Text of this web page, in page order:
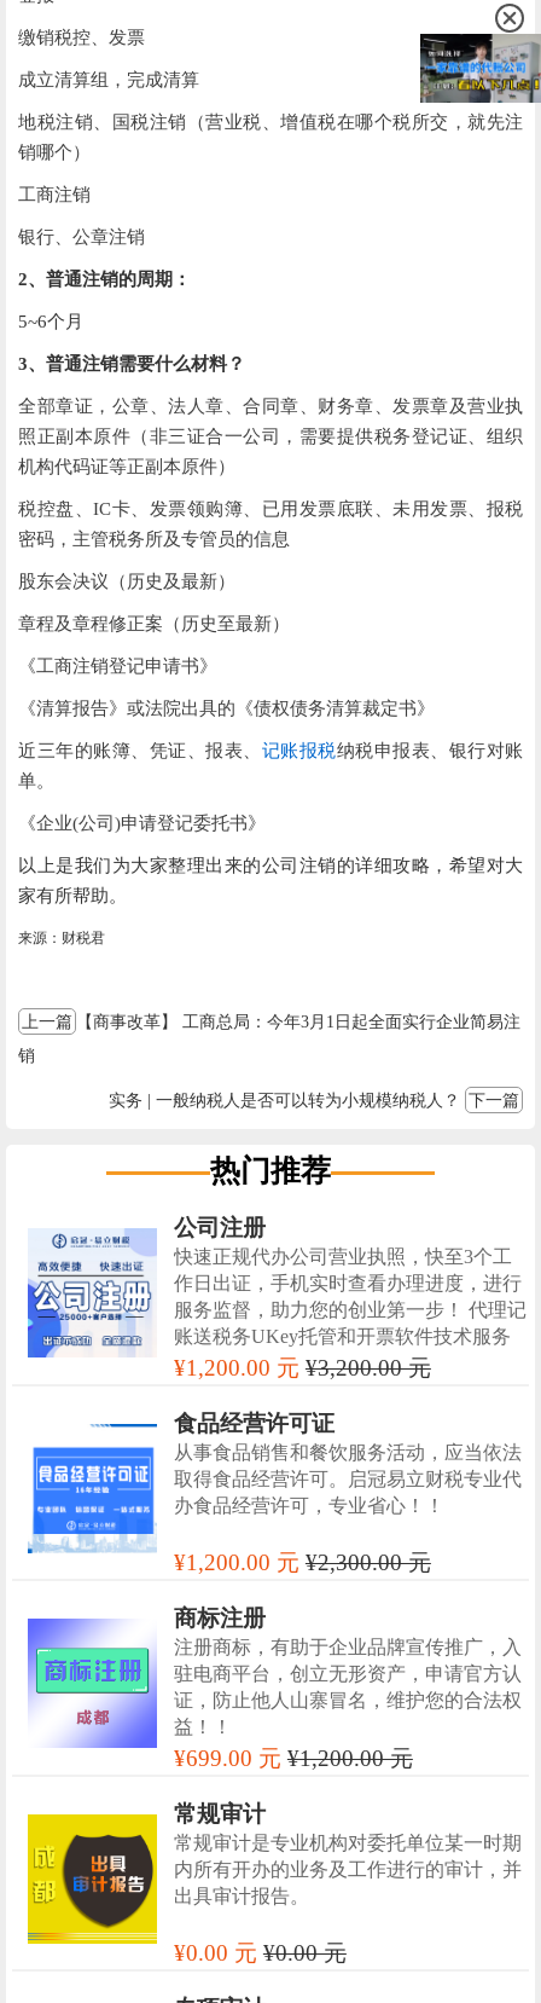
缴销税控、发票
成立清算组，完成清算
地税注销、
国税注销（营业税、增值税在哪个税所交，就先注
销哪个）
工商注销
银行、公章注销
2、普通注销的周期：
5~6个月
3、普通注销需要什么材料？
全部章证，公章、法人章、合同章、财务章、发票章及营业执
照正副本原件（非三证合一公司，需要提供税务登记证、组织
机构代码证等正副本原件）
税控盘、IC卡、发票领购簿、已用发票底联、未用发票、报税
密码，主管税务所及专管员的信息
股东会决议（历史及最新）
章程及章程修正案（历史至最新）
《工商注销登记申请书》
《清算报告》或法院出具的《债权债务清算裁定书》
近三年的账簿、凭证、报表、 记账报税纳税申报表、银行对账
单。
《企业(公司)申请登记委托书》
以上是我们为大家整理出来的公司注销的详细攻略，希望对大
家有所帮助。
来源：财税君
上一篇
【商事改革】 工商总局：今年3月1日起全面实行企业简易注
销
实务 | 一般纳税人是否可以转为小规模纳税人？ 下一篇
热门推荐
公司注册
快速正规代办公司营业执照，快至3个工
作日出证，手机实时查看办理进度，进行
服务监督，助力您的创业第一步！ 代理记
账送税务UKey托管和开票软件技术服务
¥1,200.00 元¥3,200.00 元
食品经营许可证
从事食品销售和餐饮服务活动，应当依法
取得食品经营许可。启冠易立财税专业代
办食品经营许可，专业省心！！
¥1,200.00 元¥2,300.00 元
商标注册
注册商标，有助于企业品牌宣传推广，入
驻电商平台，创立无形资产，申请官方认
证，防止他人山寨冒名，维护您的合法权
益！！
¥699.00 元¥1,200.00 元
常规审计
常规审计是专业机构对委托单位某一时期
内所有开办的业务及工作进行的审计，并
出具审计报告。
¥0.00 元¥0.00 元